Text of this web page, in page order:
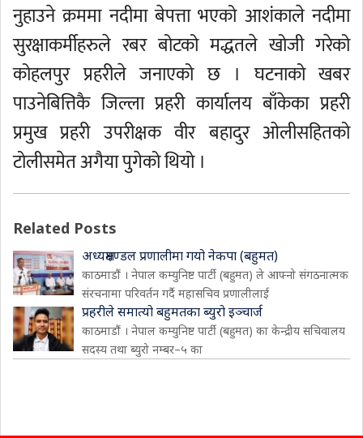
नुहाउने क्रममा नदीमा बेपत्ता भएको आशंकाले नदीमा
सुरक्षाकर्मीहरुले रबर बोटको मद्धतले खोजी गरेको
कोहलपुर प्रहरीले जनाएको छ । घटनाको खबर
पाउनेबित्तिकै जिल्ला प्रहरी कार्यालय बाँकेका प्रहरी
प्रमुख प्रहरी उपरीक्षक वीर बहादुर ओलीसहितको
टोलीसमेत अगैया पुगेको थियो ।
Related Posts
अध्यक्षमण्डल प्रणालीमा गयो नेकपा (बहुमत)
काठमाडौं । नेपाल कम्युनिष्ट पार्टी (बहुमत) ले आफ्नो संगठनात्मक
संरचनामा परिवर्तन गर्दै महासचिव प्रणालीलाई
प्रहरीले समात्यो बहुमतका ब्युरो इञ्चार्ज
काठमाडौं । नेपाल कम्युनिष्ट पार्टी (बहुमत) का केन्द्रीय सचिवालय
सदस्य तथा ब्युरो नम्बर–५ का